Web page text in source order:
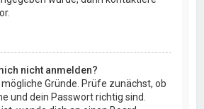
nicht anmelden?
Gründe. Prüfe zunächst, ob
und dein Passwort richtig sind.